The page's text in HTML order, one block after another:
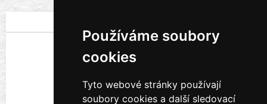
Používáme soubory
cookies
Tyto webové stránky používají
soubory cookies a další sledovací
Galerie prací